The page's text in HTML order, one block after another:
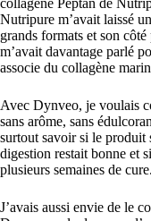
Nutripure m’avait laissé
grands formats et son
m’avait davantage parlé
associe du collagène
Avec Dynveo, je voulais
sans arôme, sans
surtout savoir si le produit
digestion restait bonne et
plusieurs semaines de cure.
J’avais aussi envie de le